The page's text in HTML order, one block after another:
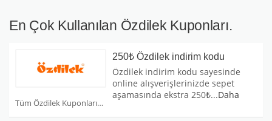
En Çok Kullanılan Özdilek Kuponları.
Tüm Özdilek Kuponları
250₺ Özdilek indirim kodu
Özdilek indirim kodu sayesinde
online alışverişlerinizde sepet
aşamasında ekstra 250₺...Daha